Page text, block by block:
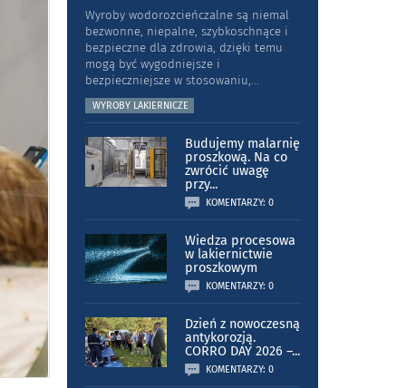
Wyroby wodorozcieńczalne są niemal
bezwonne, niepalne, szybkoschnące i
bezpieczne dla zdrowia, dzięki temu
mogą być wygodniejsze i
bezpieczniejsze w stosowaniu,...
WYROBY LAKIERNICZE
Budujemy malarnię
proszkową. Na co
zwrócić uwagę
przy...
KOMENTARZY: 0
Wiedza procesowa
w lakiernictwie
proszkowym
KOMENTARZY: 0
Dzień z nowoczesną
antykorozją.
CORRO DAY 2026 –...
KOMENTARZY: 0